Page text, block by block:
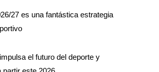
27 es una fantástica estrategia
el futuro del deporte y